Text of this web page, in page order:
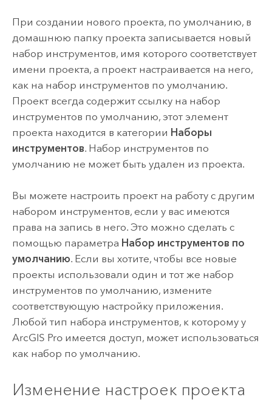
При создании нового проекта, по умолчанию, в
домашнюю папку проекта записывается новый
набор инструментов, имя которого соответствует
имени проекта, а проект настраивается на него,
как на набор инструментов по умолчанию.
Проект всегда содержит ссылку на набор
инструментов по умолчанию, этот элемент
проекта находится в категории Наборы
инструментов. Набор инструментов по
умолчанию не может быть удален из проекта.
Вы можете настроить проект на работу с другим
набором инструментов, если у вас имеются
права на запись в него. Это можно сделать с
помощью параметра Набор инструментов по
умолчанию. Если вы хотите, чтобы все новые
проекты использовали один и тот же набор
инструментов по умолчанию, измените
соответствующую настройку приложения.
Любой тип набора инструментов, к которому у
ArcGIS Proимеется доступ, может использоваться
как набор по умолчанию.
Изменение настроек проекта